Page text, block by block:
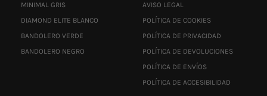
MINIMAL GRIS
DIAMOND ELITE BLANCO
BANDOLERO VERDE
BANDOLERO NEGRO
AVISO LEGAL
POLÍTICA DE COOKIES
POLÍTICA DE PRIVACIDAD
POLÍTICA DE DEVOLUCIONES
POLÍTICA DE ENVÍOS
POLÍTICA DE ACCESIBILIDAD